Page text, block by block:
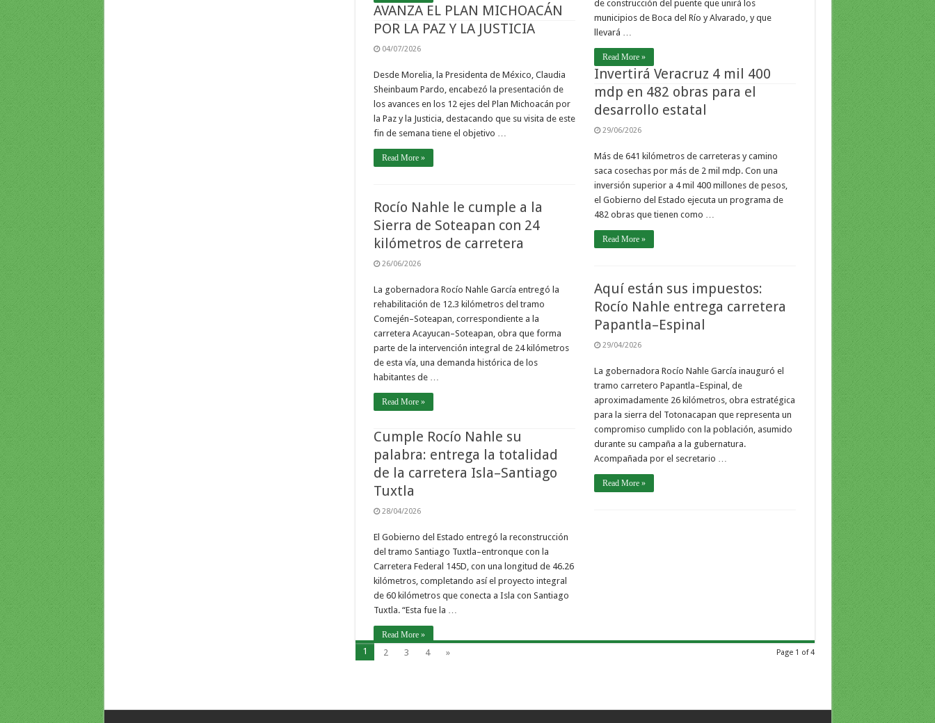
de construcción del puente que unirá los
municipios de Boca del Río y Alvarado, y que
llevará …
Read More »
AVANZA EL PLAN MICHOACÁN
POR LA PAZ Y LA JUSTICIA
04/07/2026
Desde Morelia, la Presidenta de México, Claudia
Sheinbaum Pardo, encabezó la presentación de
los avances en los 12 ejes del Plan Michoacán por
la Paz y la Justicia, destacando que su visita de este
fin de semana tiene el objetivo …
Read More »
Invertirá Veracruz 4 mil 400
mdp en 482 obras para el
desarrollo estatal
29/06/2026
Más de 641 kilómetros de carreteras y camino
saca cosechas por más de 2 mil mdp. Con una
inversión superior a 4 mil 400 millones de pesos,
el Gobierno del Estado ejecuta un programa de
482 obras que tienen como …
Read More »
Rocío Nahle le cumple a la
Sierra de Soteapan con 24
kilómetros de carretera
26/06/2026
La gobernadora Rocío Nahle García entregó la
rehabilitación de 12.3 kilómetros del tramo
Comején–Soteapan, correspondiente a la
carretera Acayucan–Soteapan, obra que forma
parte de la intervención integral de 24 kilómetros
de esta vía, una demanda histórica de los
habitantes de …
Read More »
Aquí están sus impuestos:
Rocío Nahle entrega carretera
Papantla–Espinal
29/04/2026
La gobernadora Rocío Nahle García inauguró el
tramo carretero Papantla–Espinal, de
aproximadamente 26 kilómetros, obra estratégica
para la sierra del Totonacapan que representa un
compromiso cumplido con la población, asumido
durante su campaña a la gubernatura.
Acompañada por el secretario …
Read More »
Cumple Rocío Nahle su
palabra: entrega la totalidad
de la carretera Isla–Santiago
Tuxtla
28/04/2026
El Gobierno del Estado entregó la reconstrucción
del tramo Santiago Tuxtla–entronque con la
Carretera Federal 145D, con una longitud de 46.26
kilómetros, completando así el proyecto integral
de 60 kilómetros que conecta a Isla con Santiago
Tuxtla. “Esta fue la …
Read More »
Page 1 of 4
1 2 3 4 »